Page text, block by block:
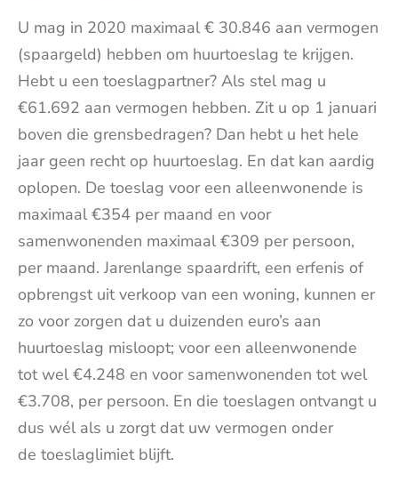
U mag in 2020 maximaal € 30.846 aan vermogen
(spaargeld) hebben om huurtoeslag te krijgen.
Hebt u een toeslagpartner? Als stel mag u
€61.692 aan vermogen hebben. Zit u op 1 januari
boven die grensbedragen? Dan hebt u het hele
jaar geen recht op huurtoeslag. En dat kan aardig
oplopen. De toeslag voor een alleenwonende is
maximaal €354 per maand en voor
samenwonenden maximaal €309 per persoon,
per maand. Jarenlange spaardrift, een erfenis of
opbrengst uit verkoop van een woning, kunnen er
zo voor zorgen dat u duizenden euro’s aan
huurtoeslag misloopt; voor een alleenwonende
tot wel €4.248 en voor samenwonenden tot wel
€3.708, per persoon. En die toeslagen ontvangt u
dus wél als u zorgt dat uw vermogen onder
de toeslaglimiet blijft.